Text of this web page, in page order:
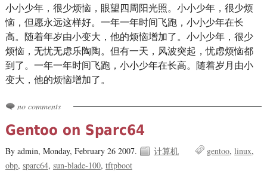
小小少年，很少烦恼，眼望四周阳光照。小小少年，很少烦
恼，但愿永远这样好。一年一年时间飞跑，小小少年在长
高。随着年岁由小变大，他的烦恼增加了。小小少年，很少
烦恼，无忧无虑乐陶陶。但有一天，风波突起，忧虑烦恼都
到了。一年一年时间飞跑，小小少年在长高。随着岁月由小
变大，他的烦恼增加了。
no comments
Gentoo on Sparc64
By admin, Monday, February 26 2007. 计算机 gentoo linux
obp sparc64 sun-blade-100 tftpboot